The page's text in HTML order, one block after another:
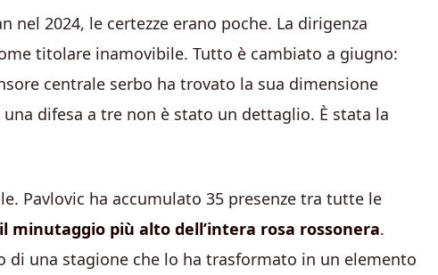
nel 2024, le certezze erano poche. La dirigenza
titolare inamovibile. Tutto è cambiato a giugno:
centrale serbo ha trovato la sua dimensione
difesa a tre non è stato un dettaglio. È stata la
Pavlovic ha accumulato 35 presenze tra tutte le
il minutaggio più alto dell’intera rosa rossonera.
una stagione che lo ha trasformato in un elemento